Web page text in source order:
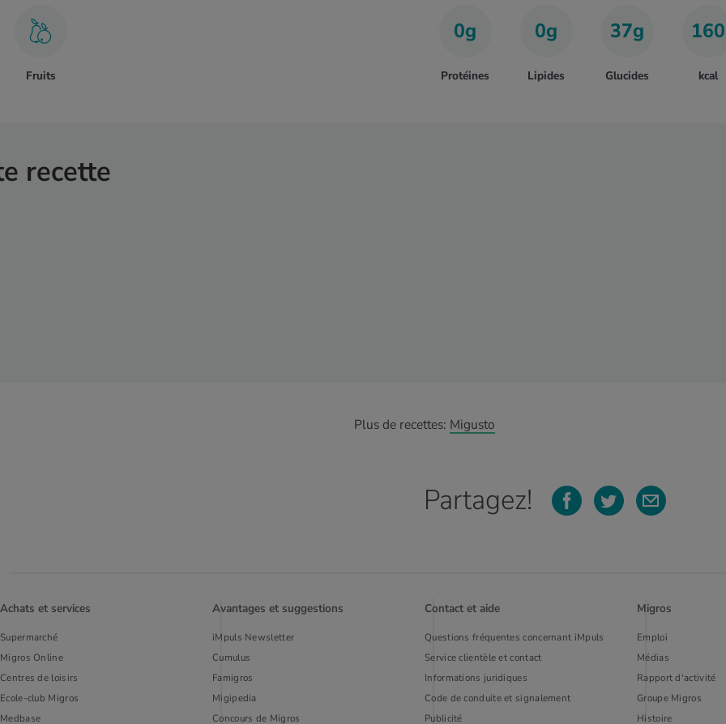
Fruits
0g
Protéines
0g
Lipides
37g
Glucides
160
kcal
recette
Plus de recettes: Migusto
Partagez!
Achats et services
Supermarché
Migros Online
Centres de loisirs
Ecole-club Migros
Medbase
Avantages et suggestions
iMpuls Newsletter
Cumulus
Famigros
Migipedia
Concours de Migros
Contact et aide
Questions fréquentes concernant iMpuls
Service clientèle et contact
Informations juridiques
Code de conduite et signalement
Publi­cité
Migros
Emploi
Médias
Rapport d'activité
Groupe Migros
Histoire